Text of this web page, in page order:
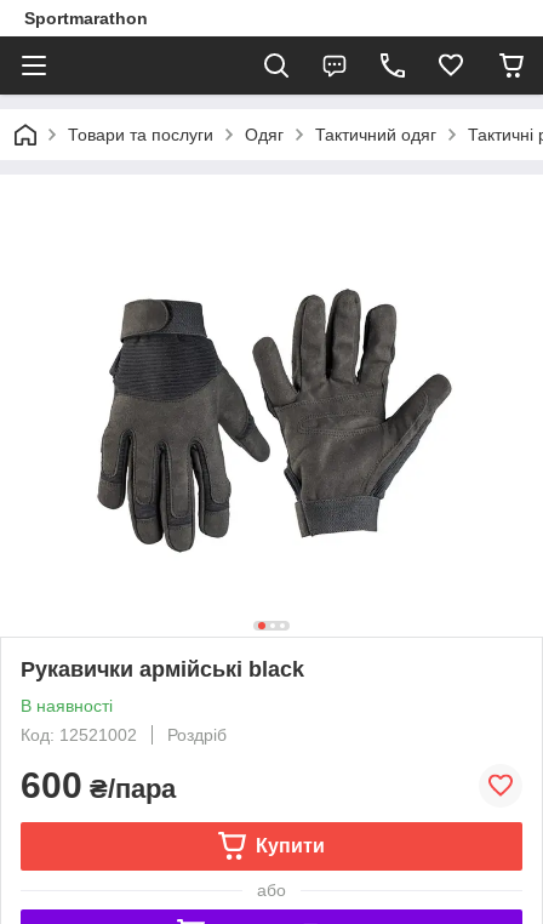
Sportmarathon
Товари та послуги Одяг Тактичний одяг Тактичні
Рукавички армійські black
В наявності
Код: 12521002
Роздріб
600 ₴/пара
Купити
або